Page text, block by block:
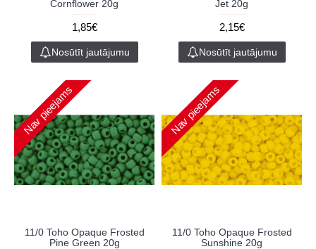
Cornflower 20g
1,85€
Nosūtīt jautājumu
Jet 20g
2,15€
Nosūtīt jautājumu
Nav pieejams
11/0 Toho Opaque Frosted
Pine Green 20g
Nav pieejams
11/0 Toho Opaque Frosted
Sunshine 20g